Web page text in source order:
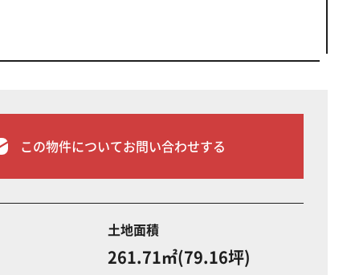
この物件についてお問い合わせする
土地面積
261.71㎡(79.16坪)